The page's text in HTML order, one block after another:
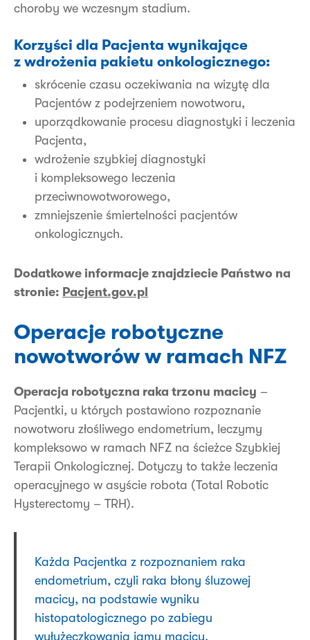
choroby we wczesnym stadium.
Korzyści dla Pacjenta wynikające
z wdrożenia pakietu onkologicznego:
skrócenie czasu oczekiwania na wizytę dla
Pacjentów z podejrzeniem nowotworu,
uporządkowanie procesu diagnostyki i leczenia
Pacjenta,
wdrożenie szybkiej diagnostyki
i kompleksowego leczenia
przeciwnowotworowego,
zmniejszenie śmiertelności pacjentów
onkologicznych.
Dodatkowe informacje znajdziecie Państwo na
stronie: Pacjent.gov.pl
Operacje robotyczne
nowotworów w ramach NFZ
Operacja robotyczna raka trzonu macicy –
Pacjentki, u których postawiono rozpoznanie
nowotworu złośliwego endometrium, leczymy
kompleksowo w ramach NFZ na ścieżce Szybkiej
Terapii Onkologicznej. Dotyczy to także leczenia
operacyjnego w asyście robota (Total Robotic
Hysterectomy – TRH).
Każda Pacjentka z rozpoznaniem raka
endometrium, czyli raka błony śluzowej
macicy, na podstawie wyniku
histopatologicznego po zabiegu
wyłyżeczkowania jamy macicy,